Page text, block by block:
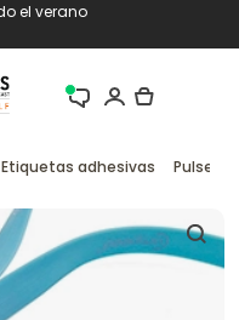
el verano
Etiquetas adhesivas